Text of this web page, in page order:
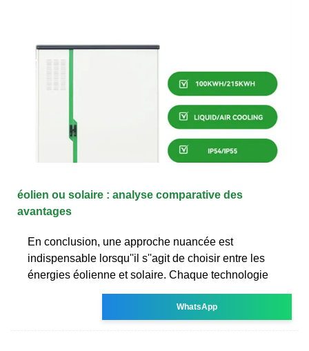
éolien ou solaire : analyse comparative des
avantages
En conclusion, une approche nuancée est
indispensable lorsqu''il s''agit de choisir entre les
énergies éolienne et solaire. Chaque technologie
WhatsApp